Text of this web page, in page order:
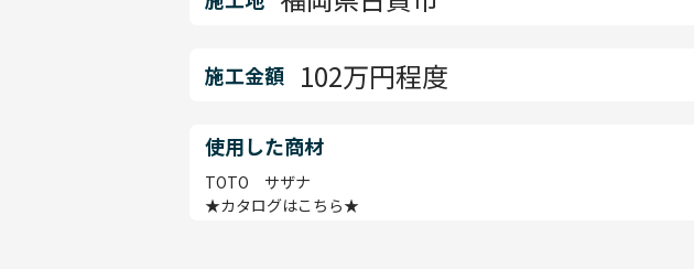
施工金額 102万円程度
使用した商材
TOTO サザナ
★カタログはこちら★